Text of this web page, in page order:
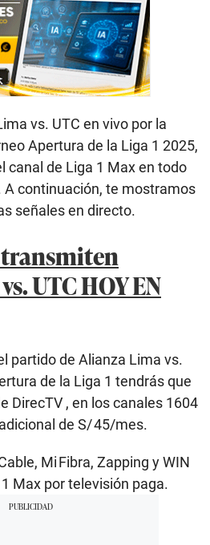
vs. UTC en vivo por la
Apertura de la Liga 1 2025,
canal de Liga 1 Max en todo
A continuación, te mostramos
señales en directo.
transmiten
UTC HOY EN
partido de Alianza Lima vs.
de la Liga 1 tendrás que
DirecTV , en los canales 1604
de S/ 45/mes.
Mi Fibra, Zapping y WIN
Max por televisión paga.